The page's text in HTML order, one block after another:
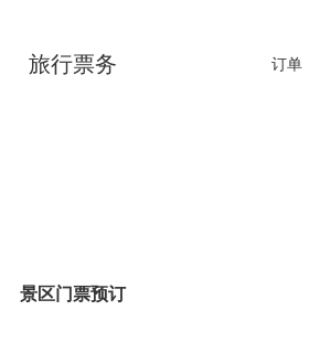
旅行票务 订单
景区门票预订